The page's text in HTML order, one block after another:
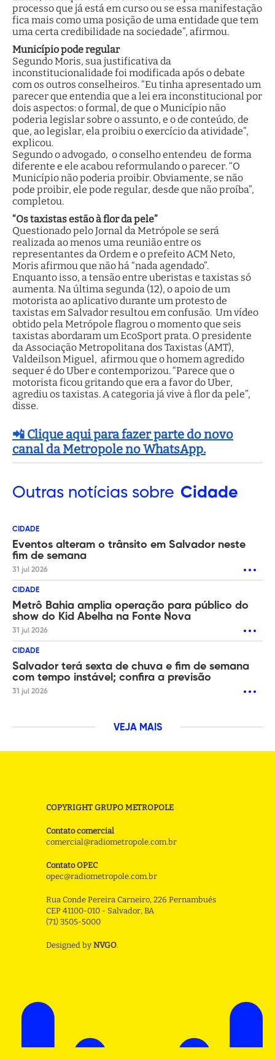
processo que já está em curso ou se essa manifestação
fica mais como uma posição de uma entidade que tem
uma certa credibilidade na sociedade”, afirmou.
Município pode regular
Segundo Moris, sua justificativa da
inconstitucionalidade foi modificada após o debate
com os outros conselheiros. “Eu tinha apresentado um
parecer que entendia que a lei era inconstitucional por
dois aspectos: o formal, de que o Município não
poderia legislar sobre o assunto, e o de conteúdo, de
que, ao legislar, ela proibiu o exercício da atividade”,
explicou.
Segundo o advogado, o conselho entendeu de forma
diferente e ele acabou reformulando o parecer. “O
Município não poderia proibir. Obviamente, se não
pode proibir, ele pode regular, desde que não proíba”,
completou.
“Os taxistas estão à flor da pele”
Questionado pelo Jornal da Metrópole se será
realizada ao menos uma reunião entre os
representantes da Ordem e o prefeito ACM Neto,
Moris afirmou que não há “nada agendado”.
Enquanto isso, a tensão entre uberistas e taxistas só
aumenta. Na última segunda (12), o apoio de um
motorista ao aplicativo durante um protesto de
taxistas em Salvador resultou em confusão. Um vídeo
obtido pela Metrópole flagrou o momento que seis
taxistas abordaram um EcoSport prata. O presidente
da Associação Metropolitana dos Taxistas (AMT),
Valdeilson Miguel, afirmou que o homem agredido
sequer é do Uber e contemporizou. “Parece que o
motorista ficou gritando que era a favor do Uber,
agrediu os taxistas. A categoria já vive à flor da pele”,
disse.
📲 Clique aqui para fazer parte do novo
canal da Metropole no WhatsApp.
Outras notícias sobre Cidade
CIDADE
Eventos alteram o trânsito em Salvador neste
fim de semana
31 jul 2026
CIDADE
Metrô Bahia amplia operação para público do
show do Kid Abelha na Fonte Nova
31 jul 2026
CIDADE
Salvador terá sexta de chuva e fim de semana
com tempo instável; confira a previsão
31 jul 2026
VEJA MAIS
COPYRIGHT GRUPO METROPOLE
Contato comercial
comercial@radiometropole.com.br
Contato OPEC
opec@radiometropole.com.br
Rua Conde Pereira Carneiro, 226 Pernambués
CEP 41100-010 - Salvador, BA
(71) 3505-5000
Designed by NVGO.